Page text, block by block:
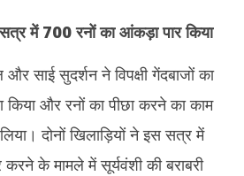
में 700 रनों का आंकड़ा पार किया
साई सुदर्शन ने विपक्षी गेंदबाजों का
किया और रनों का पीछा करने का काम
दोनों खिलाड़ियों ने इस सत्र में
के मामले में सूर्यवंशी की बराबरी